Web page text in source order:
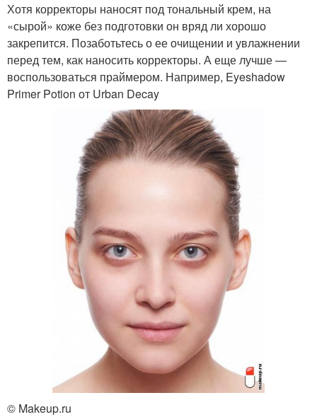
Хотя корректоры наносят под тональный крем, на
«сырой» коже без подготовки он вряд ли хорошо
закрепится. Позаботьтесь о ее очищении и увлажнении
перед тем, как наносить корректоры. А еще лучше —
воспользоваться праймером. Например, Eyeshadow
Primer Potion от Urban Decay
© Makeup.ru